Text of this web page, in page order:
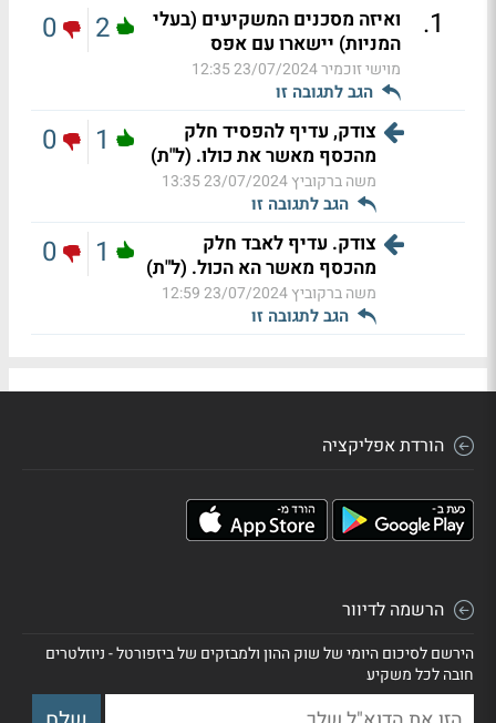
1
.
ואיזה מסכנים המשקיעים (בעלי
המניות) יישארו עם אפס
מוישי זוכמיר23/07/2024 12:35
הגב לתגובה זו
2
0
צודק, עדיף להפסיד חלק
מהכסף מאשר את כולו. (ל"ת)
משה ברקוביץ23/07/2024 13:35
הגב לתגובה זו
1
0
צודק. עדיף לאבד חלק
מהכסף מאשר הא הכול. (ל"ת)
משה ברקוביץ23/07/2024 12:59
הגב לתגובה זו
1
0
הורדת אפליקציה
הרשמה לדיוור
הירשם לסיכום היומי של שוק ההון ולמבזקים של ביזפורטל - ניוזלטרים
חובה לכל משקיע